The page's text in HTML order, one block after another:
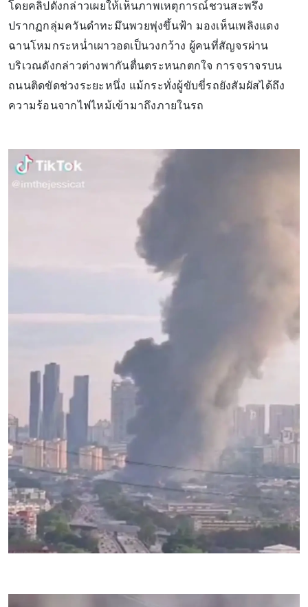
โดยคลิปดังกล่าวเผยให้เห็นภาพเหตุการณ์ชวนสะพรึง
ปรากฏกลุ่มควันดำทะมึนพวยพุ่งขึ้นฟ้า มองเห็นเพลิงแดง
ฉานโหมกระหน่ำเผาวอดเป็นวงกว้าง ผู้คนที่สัญจรผ่าน
บริเวณดังกล่าวต่างพากันตื่นตระหนกตกใจ การจราจรบน
ถนนติดขัดช่วงระยะหนึ่ง แม้กระทั่งผู้ขับขี่รถยังสัมผัสได้ถึง
ความร้อนจากไฟไหม้เข้ามาถึงภายในรถ